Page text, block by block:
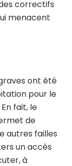
correctifs
menacent
ont été
pour le
fait, le
de
autres failles
un accès
à